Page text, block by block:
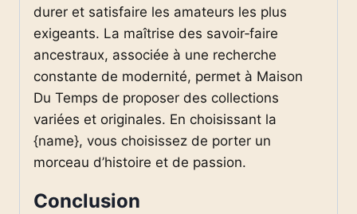
durer et satisfaire les amateurs les plus
exigeants. La maîtrise des savoir‑faire
ancestraux, associée à une recherche
constante de modernité, permet à Maison
Du Temps de proposer des collections
variées et originales. En choisissant la
{name}, vous choisissez de porter un
morceau d’histoire et de passion.
Conclusion